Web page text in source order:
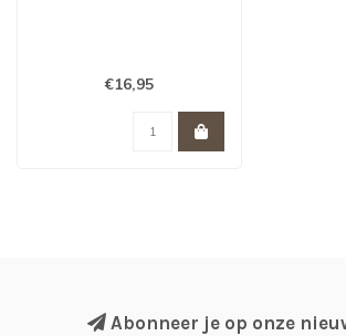
€16,95
Abonneer je op onze